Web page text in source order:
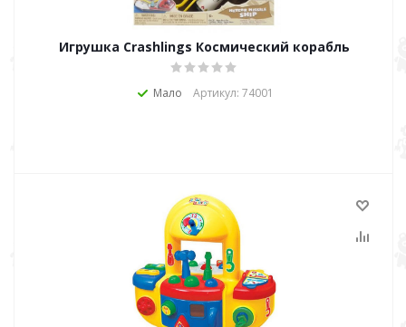
Игрушка Crashlings Космический корабль
Мало Артикул: 74001